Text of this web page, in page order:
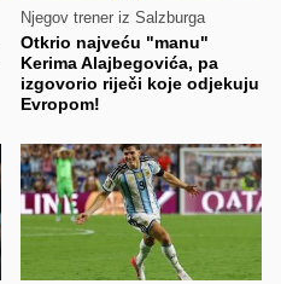
Njegov trener iz Salzburga
Otkrio najveću "manu"
Kerima Alajbegovića, pa
izgovorio riječi koje odjekuju
Evropom!